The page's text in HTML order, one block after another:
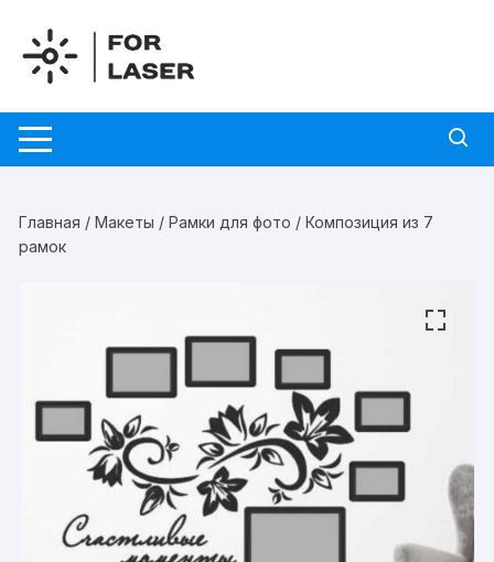
содержимому
Главная /Макеты /Рамки для фото / Композиция из 7
рамок